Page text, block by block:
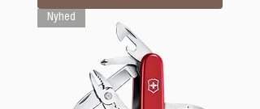
Nyhed